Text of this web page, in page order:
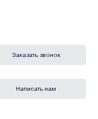
Заказать звонок
Написать нам